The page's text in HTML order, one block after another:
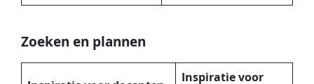
Zoeken en plannen
Inspiratie voor